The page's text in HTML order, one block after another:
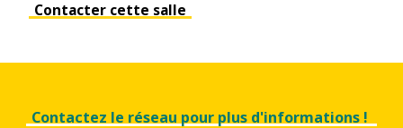
Contacter cette salle
Contactez le réseau pour plus d'informations !